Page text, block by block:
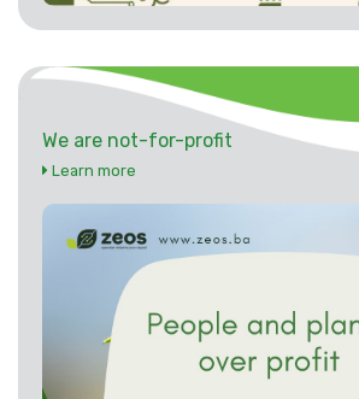
We are not-for-profit
Learn more